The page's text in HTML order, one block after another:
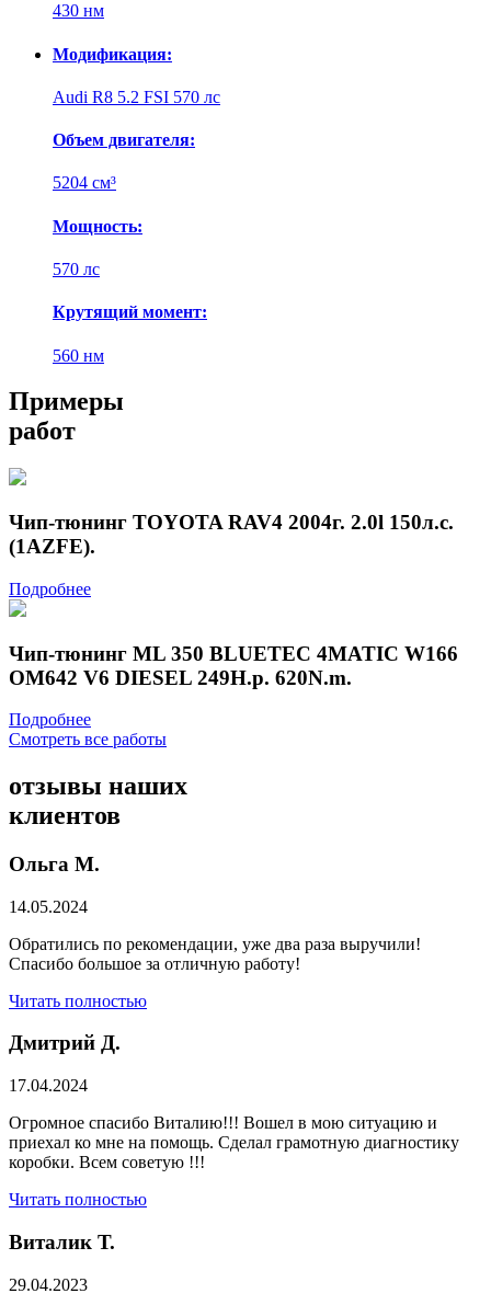
430 нм
Модификация:
Audi R8 5.2 FSI 570 лс
Объем двигателя:
5204 см³
Мощность:
570 лс
Крутящий момент:
560 нм
Примеры
работ
Чип-тюнинг TOYOTA RAV4 2004г. 2.0l 150л.с.
(1AZFE).
Подробнее
Чип-тюнинг ML 350 BLUETEC 4MATIC W166
OM642 V6 DIESEL 249H.p. 620N.m.
Подробнее
Смотреть все работы
отзывы наших
клиентов
Ольга М.
14.05.2024
Обратились по рекомендации, уже два раза выручили!
Спасибо большое за отличную работу!
Читать полностью
Дмитрий Д.
17.04.2024
Огромное спасибо Виталию!!! Вошел в мою ситуацию и
приехал ко мне на помощь. Сделал грамотную диагностику
коробки. Всем советую !!!
Читать полностью
Виталик Т.
29.04.2023